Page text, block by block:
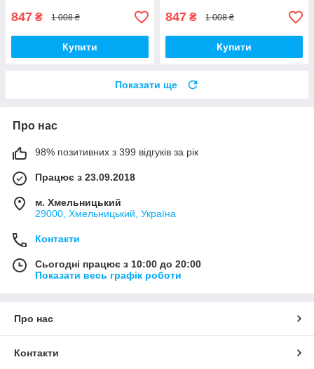
847 ₴ 1 008 ₴
Купити
847 ₴ 1 008 ₴
Купити
Показати ще
Про нас
98% позитивних з 399 відгуків за рік
Працює з 23.09.2018
м. Хмельницький
29000, Хмельницький, Україна
Контакти
Сьогодні працює з 10:00 до 20:00
Показати весь графік роботи
Про нас
Контакти